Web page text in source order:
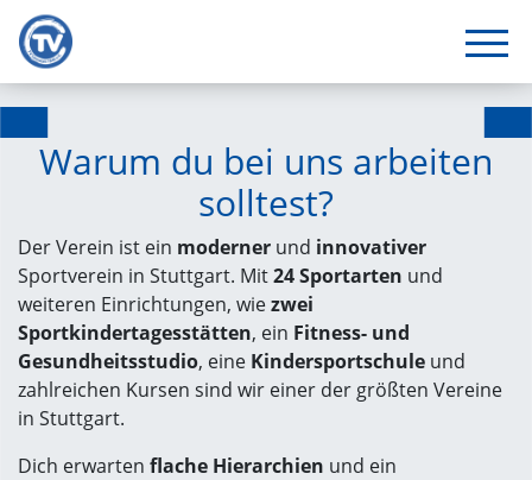
Warum du bei uns arbeiten
solltest?
Der Verein ist ein moderner und innovativer
Sportverein in Stuttgart. Mit24 Sportarten und
weiteren Einrichtungen, wiezwei
Sportkindertagesstätten, ein Fitness- und
Gesundheitsstudio, eine Kindersportschule und
zahlreichen Kursen sind wir einer der größten Vereine
in Stuttgart.
Dich erwarten flache Hierarchien und ein